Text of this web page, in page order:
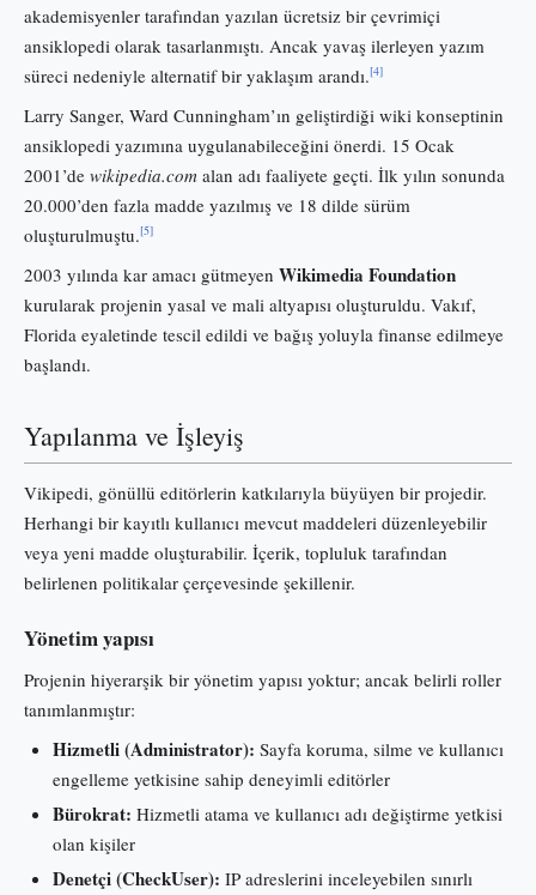
akademisyenler tarafından yazılan ücretsiz bir çevrimiçi
ansiklopedi olarak tasarlanmıştı. Ancak yavaş ilerleyen yazım
süreci nedeniyle alternatif bir yaklaşım arandı.[4]
Larry Sanger, Ward Cunningham’ın geliştirdiği wiki konseptinin
ansiklopedi yazımına uygulanabileceğini önerdi. 15 Ocak
2001’de wikipedia.com alan adı faaliyete geçti. İlk yılın sonunda
20.000’den fazla madde yazılmış ve 18 dilde sürüm
oluşturulmuştu.[5]
2003 yılında kar amacı gütmeyen Wikimedia Foundation
kurularak projenin yasal ve mali altyapısı oluşturuldu. Vakıf,
Florida eyaletinde tescil edildi ve bağış yoluyla finanse edilmeye
başlandı.
Yapılanma ve İşleyiş
Vikipedi, gönüllü editörlerin katkılarıyla büyüyen bir projedir.
Herhangi bir kayıtlı kullanıcı mevcut maddeleri düzenleyebilir
veya yeni madde oluşturabilir. İçerik, topluluk tarafından
belirlenen politikalar çerçevesinde şekillenir.
Yönetim yapısı
Projenin hiyerarşik bir yönetim yapısı yoktur; ancak belirli roller
tanımlanmıştır:
Hizmetli (Administrator): Sayfa koruma, silme ve kullanıcı
engelleme yetkisine sahip deneyimli editörler
Bürokrat: Hizmetli atama ve kullanıcı adı değiştirme yetkisi
olan kişiler
Denetçi (CheckUser): IP adreslerini inceleyebilen sınırlı